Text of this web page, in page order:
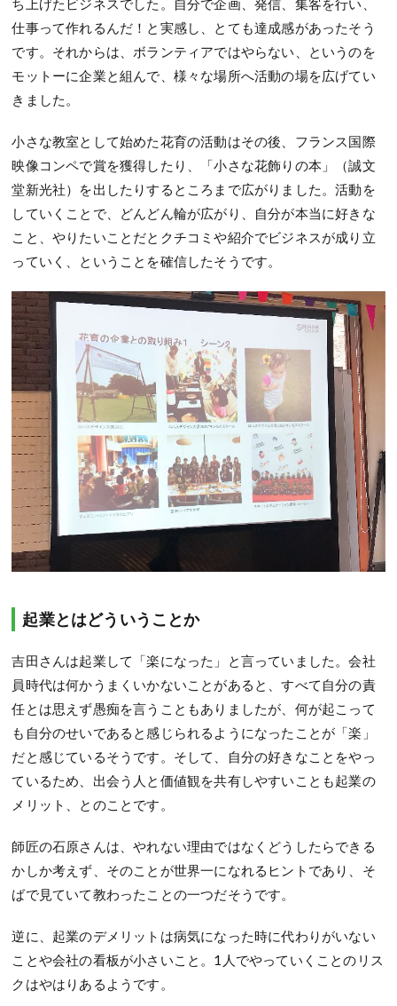
ち上げたビジネスでした。自分で企画、発信、集客を行い、
仕事って作れるんだ！と実感し、とても達成感があったそう
です。それからは、ボランティアではやらない、というのを
モットーに企業と組んで、様々な場所へ活動の場を広げてい
きました。
小さな教室として始めた花育の活動はその後、フランス国際
映像コンペで賞を獲得したり、「小さな花飾りの本」（誠文
堂新光社）を出したりするところまで広がりました。活動を
していくことで、どんどん輪が広がり、自分が本当に好きな
こと、やりたいことだとクチコミや紹介でビジネスが成り立
っていく、ということを確信したそうです。
起業とはどういうことか
吉田さんは起業して「楽になった」と言っていました。会社
員時代は何かうまくいかないことがあると、すべて自分の責
任とは思えず愚痴を言うこともありましたが、何が起こって
も自分のせいであると感じられるようになったことが「楽」
だと感じているそうです。そして、自分の好きなことをやっ
ているため、出会う人と価値観を共有しやすいことも起業の
メリット、とのことです。
師匠の石原さんは、やれない理由ではなくどうしたらできる
かしか考えず、そのことが世界一になれるヒントであり、そ
ばで見ていて教わったことの一つだそうです。
逆に、起業のデメリットは病気になった時に代わりがいない
ことや会社の看板が小さいこと。1人でやっていくことのリス
クはやはりあるようです。